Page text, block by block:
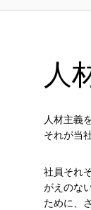
人
人材主義
それが当
社員それ
がえのな
ために、